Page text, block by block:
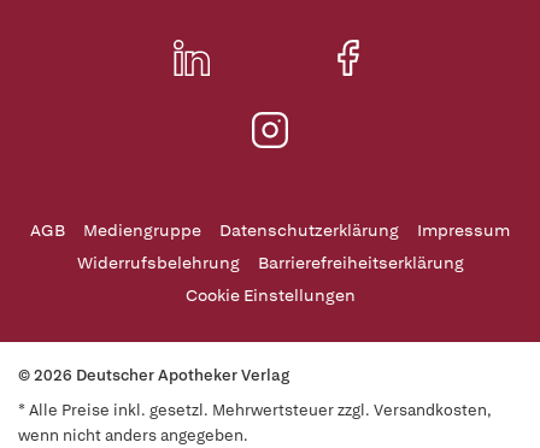
AGB Mediengruppe Datenschutzerklärung
Impressum
Widerrufsbelehrung
Barrierefreiheitserklärung
Cookie Einstellungen
© 2026 Deutscher Apotheker Verlag
* Alle Preise inkl. gesetzl. Mehrwertsteuer zzgl. Versandkosten,
wenn nicht anders angegeben.